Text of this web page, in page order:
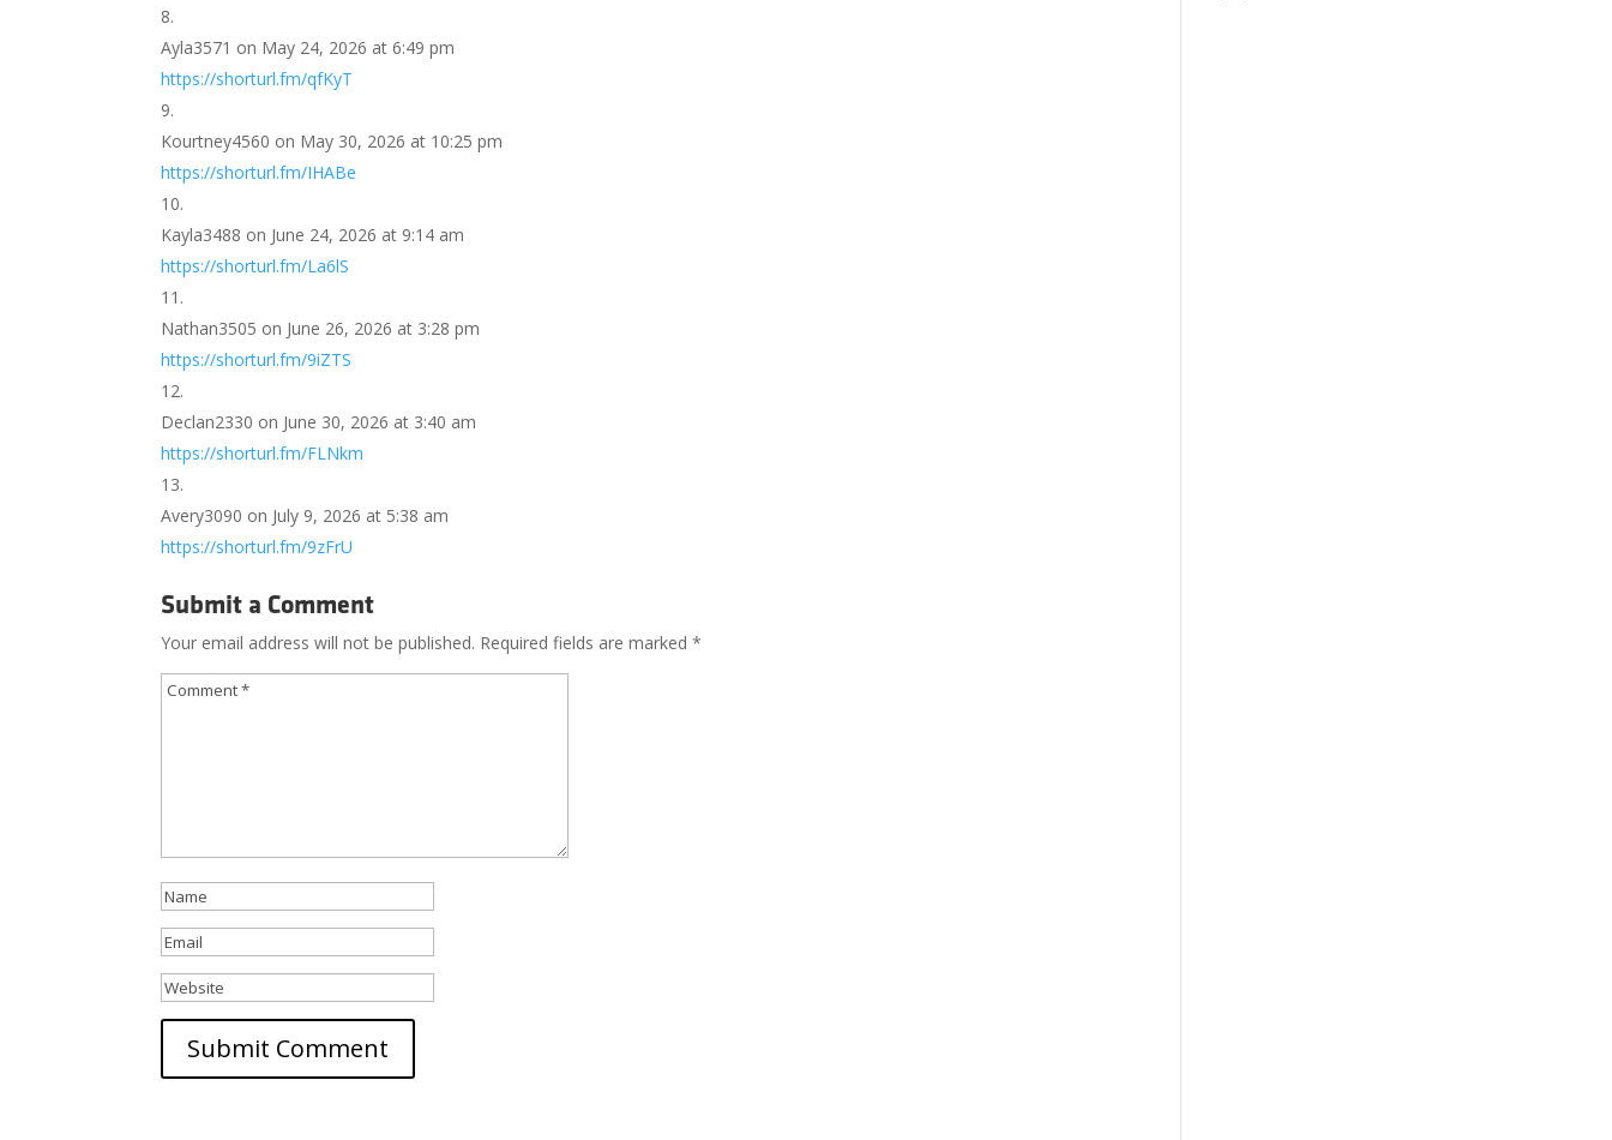
Ayla3571 on May 24, 2026 at 6:49 pm
https://shorturl.fm/qfKyT
Kourtney4560 on May 30, 2026 at 10:25 pm
https://shorturl.fm/IHABe
Kayla3488 on June 24, 2026 at 9:14 am
https://shorturl.fm/La6lS
Nathan3505 on June 26, 2026 at 3:28 pm
https://shorturl.fm/9iZTS
Declan2330 on June 30, 2026 at 3:40 am
https://shorturl.fm/FLNkm
Avery3090 on July 9, 2026 at 5:38 am
https://shorturl.fm/9zFrU
Submit a Comment
Your email address will not be published. Required fields are marked*